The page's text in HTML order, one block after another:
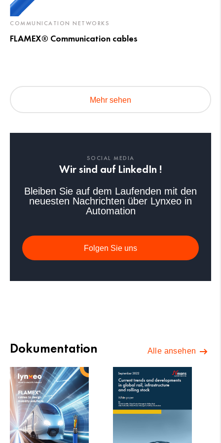
COMMUNICATION NETWORKS
FLAMEX® Communication cables
Mehr sehen
SOCIAL MEDIA
Wir sind auf LinkedIn !
Bleiben Sie auf dem Laufenden mit den
neuesten Nachrichten über Lynxeo in
Automation
Folgen Sie uns
Dokumentation Alle ansehen